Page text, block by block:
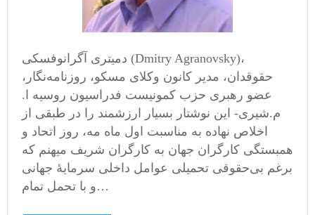
دمیتری آگرانوفسکی (Dmitry Agranovsky)،
حقوقدان، مدیر کانون وکلای مسکو، روزنامه‌نگار،
عضو رهبری حزب کمونیست فدراسیون روسیه ا.
م.شیری- این نوشتار بسیار ارزشمند را در طبقی از
اخلاص نهاده به مناسبت اول ماه مه، روز اتحاد و
همبستگی کارگران جهان به کارگران شریف میهنم که
برغم بی‌حقوقی تحمیلی عوامل داخلی سرمایۀ جهانی
و با تحمل تمام…